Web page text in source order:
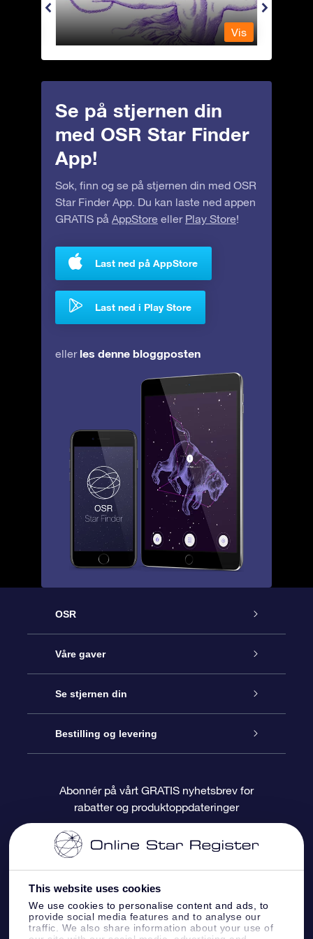
This website uses cookies
We use cookies to personalise content and ads, to
provide social media features and to analyse our
traffic. We also share information about your use of
Vis
Se på stjernen din
med OSR Star Finder
App!
Søk, finn og se på stjernen din med OSR
Star Finder App. Du kan laste ned appen
GRATIS på AppStore eller Play Store!
Last ned på AppStore
Last ned i Play Store
eller les denne bloggposten
OSR
Kundeservice
Kontakt oss
Bloggen
Anmeldelser
Våre gaver
Online Stjernegave
OSR Gavepakke
OSR-gavekortet
Bedriftsgaver
Se stjernen din
Star Register
Pesontilpasset stjerneside
One Million Stars
OSR Starsaver
Fly me to the Stars VR-app
Bestilling og levering
Betalingsinformasjon
Fraktinformasjon
Returpolicy
Stjernebildene
Abonnér på vårt GRATIS nyhetsbrev for
rabatter og produktoppdateringer